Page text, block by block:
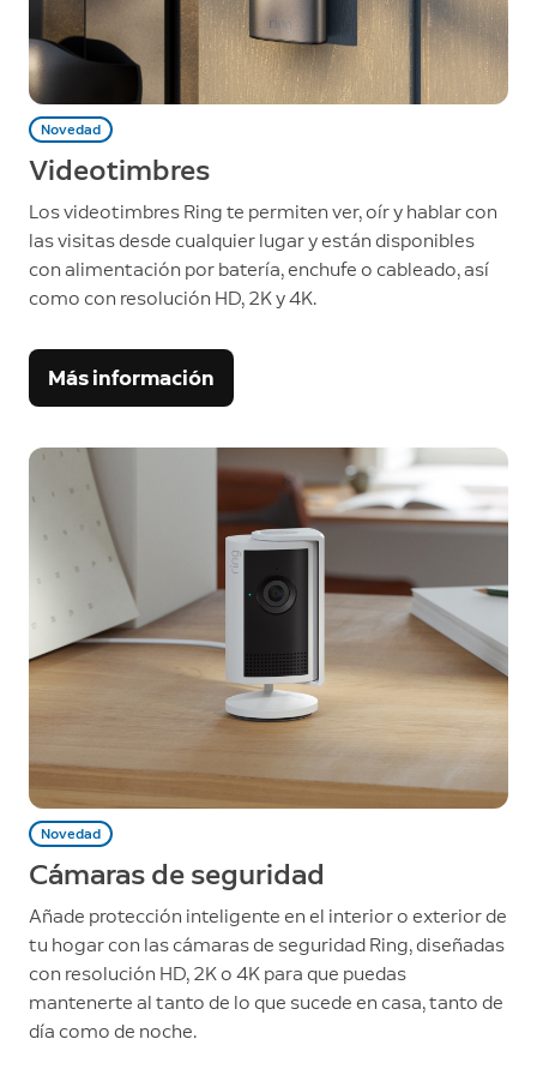
Novedad
Videotimbres
Los videotimbres Ring te permiten ver, oír y hablar con
las visitas desde cualquier lugar y están disponibles
con alimentación por batería, enchufe o cableado, así
como con resolución HD, 2K y 4K.
Más información
Novedad
Cámaras de seguridad
Añade protección inteligente en el interior o exterior de
tu hogar con las cámaras de seguridad Ring, diseñadas
con resolución HD, 2K o 4K para que puedas
mantenerte al tanto de lo que sucede en casa, tanto de
día como de noche.